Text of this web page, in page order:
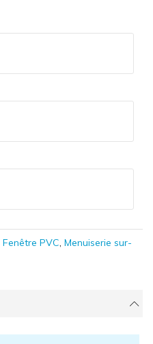
Fenêtre PVC, Menuiserie sur-